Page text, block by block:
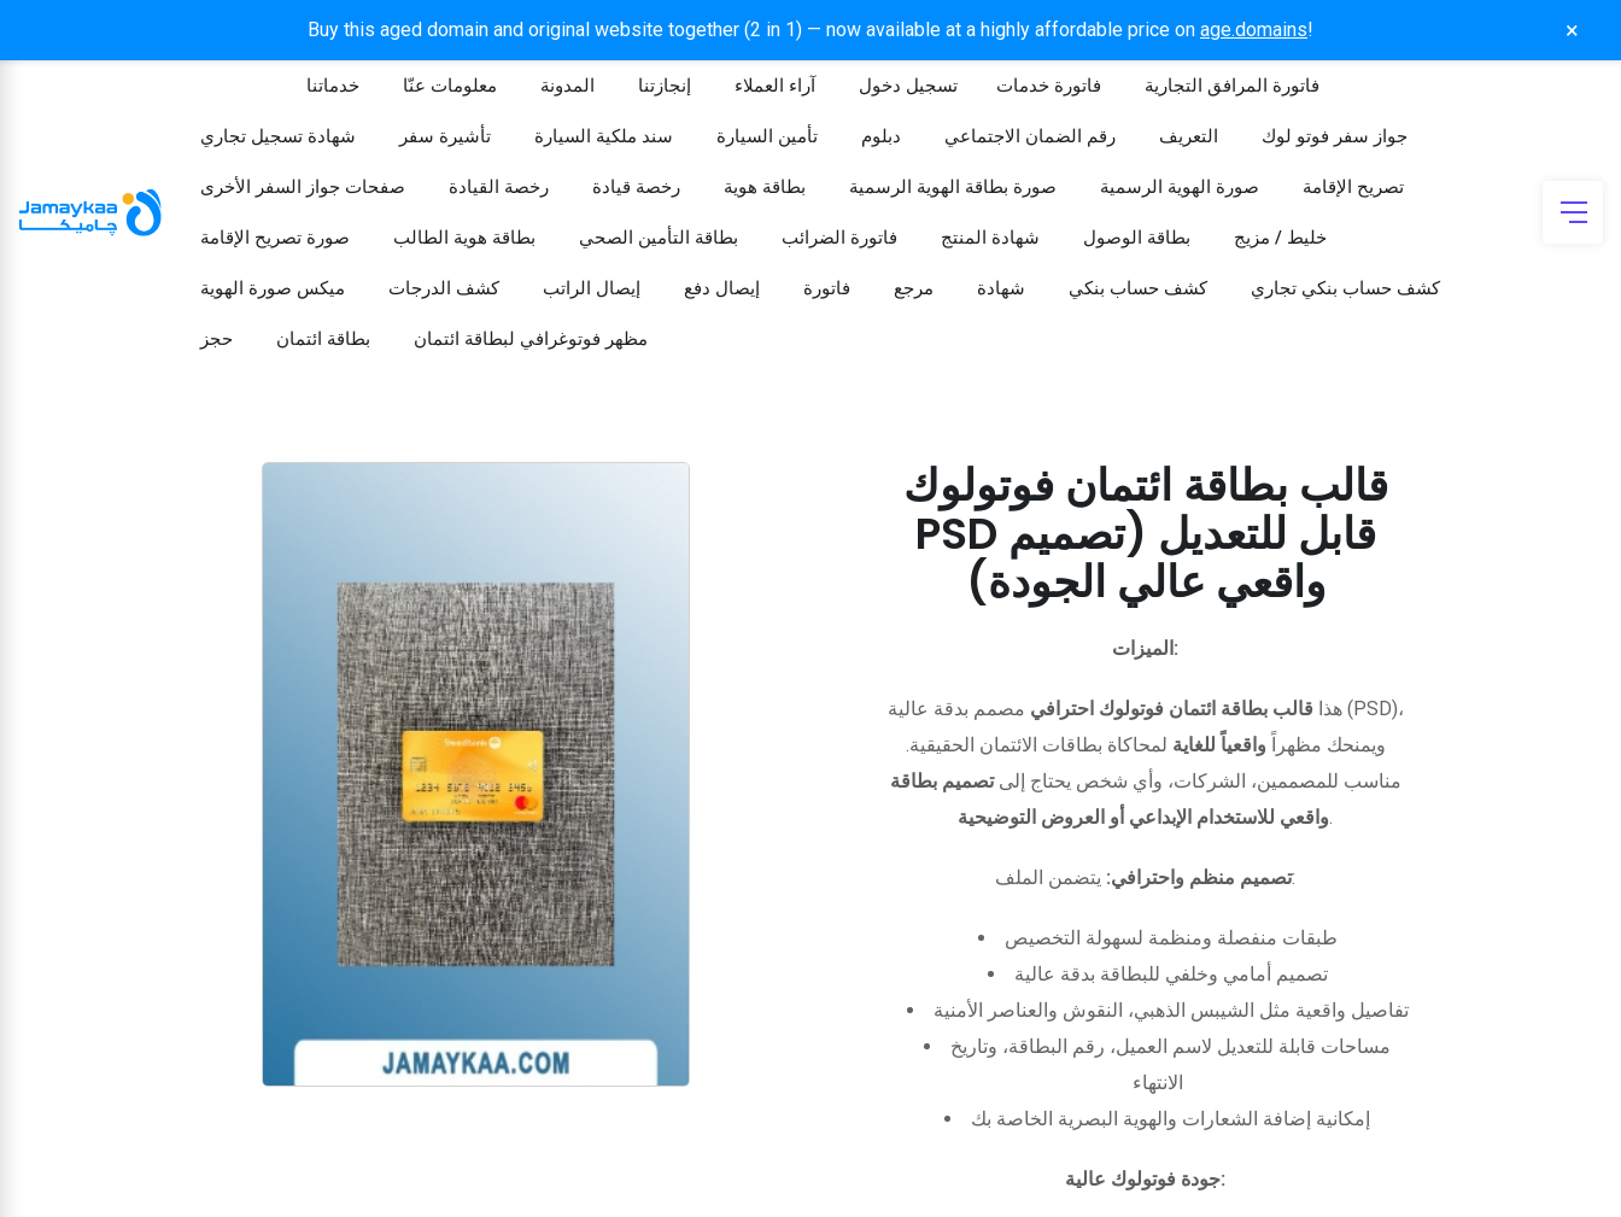
Buy this aged domain and original website together (2 in 1) — now available at a highly affordable price on age.domains! ×
خدماتنا معلومات عنّا المدونة إنجازتنا آراء العملاء تسجيل دخول​ فاتورة خدمات فاتورة المرافق التجارية
شهادة تسجيل تجاري تأشيرة سفر سند ملكية السيارة تأمين السيارة دبلوم رقم الضمان الاجتماعي التعريف جواز سفر فوتو لوك
صفحات جواز السفر الأخرى رخصة القيادة رخصة قيادة بطاقة هوية صورة بطاقة الهوية الرسمية صورة الهوية الرسمية تصريح الإقامة
صورة تصريح الإقامة بطاقة هوية الطالب بطاقة التأمين الصحي فاتورة الضرائب شهادة المنتج بطاقة الوصول خليط / مزيج
ميكس صورة الهوية كشف الدرجات إيصال الراتب إيصال دفع فاتورة مرجع شهادة كشف حساب بنكي كشف حساب بنكي تجاري
حجز بطاقة ائتمان مظهر فوتوغرافي لبطاقة ائتمان
قالب بطاقة ائتمان فوتولوك
PSD قابل للتعديل (تصميم
واقعي عالي الجودة)
الميزات:
هذا قالب بطاقة ائتمان فوتولوك احترافي مصمم بدقة عالية (PSD)،
ويمنحك مظهراً واقعياً للغاية لمحاكاة بطاقات الائتمان الحقيقية.
مناسب للمصممين، الشركات، وأي شخص يحتاج إلىتصميم بطاقة
واقعي للاستخدام الإبداعي أو العروض التوضيحية.
تصميم منظم واحترافي:يتضمن الملف:
طبقات منفصلة ومنظمة لسهولة التخصيص
تصميم أمامي وخلفي للبطاقة بدقة عالية
تفاصيل واقعية مثل الشيبس الذهبي، النقوش والعناصر الأمنية
مساحات قابلة للتعديل لاسم العميل، رقم البطاقة، وتاريخ
الانتهاء
إمكانية إضافة الشعارات والهوية البصرية الخاصة بك
جودة فوتولوك عالية: